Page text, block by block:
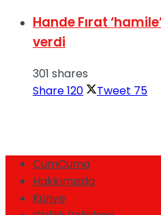
Hande Fırat
verdi
301 shares
Share120 Tweet 75
CumCuma
Hakkımızda
Künye